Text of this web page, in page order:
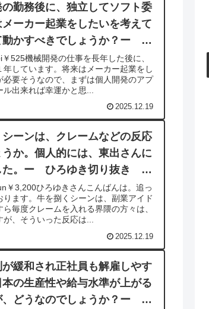
の勤務後に、独立してソフト委
ーカー起業をしたいを考えて
動かすべきでしょうか？ー ひ
525機械開発の仕事を長年した後に、
しています。将来はメーカー起業をし
要そうなので、まずは個人開発のアプ
出来れば幸運かと思...
2025.12.19
シーンは、クレームなどの反応
か。個人的には、東出さんに
た。ー ひろゆき切り抜き
￥3,200ひろゆきさんこんばんは。追っ
ます。牛を捌くシーンは、副業アイド
毎度クレームを入れる界隈の方々は、
、そういった反応は...
2025.12.19
が緩和され正社員も解雇しやす
の生産性や給与水準が上がる
、どうなのでしょうか？ー ひ